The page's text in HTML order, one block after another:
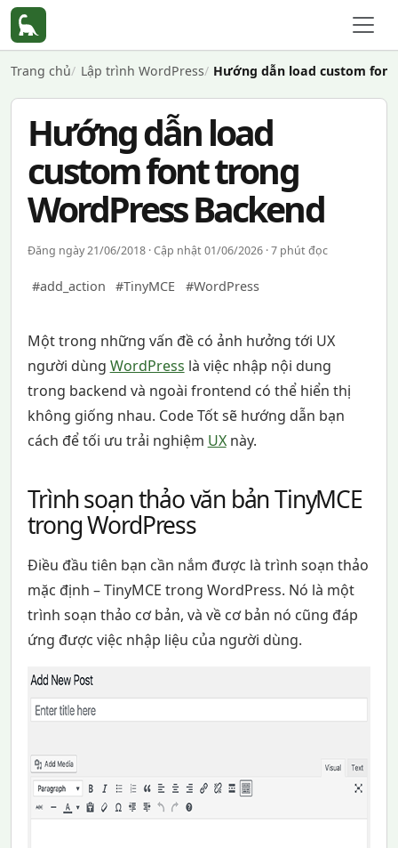
Trang chủ Lập trình WordPress Hướng dẫn load custom
Hướng dẫn load
custom font trong
WordPress Backend
Đăng ngày 21/06/2018 · Cập nhật 01/06/2026 · 7 phút đọc
#add_action #TinyMCE #WordPress
Một trong những vấn đề có ảnh hưởng tới UX
người dùng WordPress là việc nhập nội dung
trong backend và ngoài frontend có thể hiển thị
không giống nhau. Code Tốt sẽ hướng dẫn bạn
cách để tối ưu trải nghiệm UXnày.
Trình soạn thảo văn bản TinyMCE
trong WordPress
Điều đầu tiên bạn cần nắm được là trình soạn thảo
mặc định – TinyMCE trong WordPress. Nó là một
trình soạn thảo cơ bản, và về cơ bản nó cũng đáp
ứng được việc nhập liệu của người dùng.